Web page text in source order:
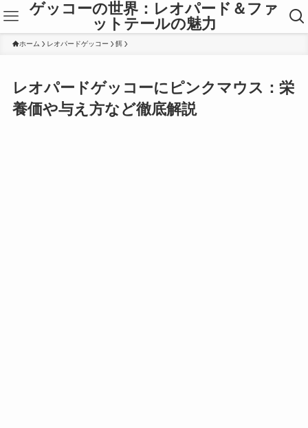
ゲッコーの世界：レオパード＆ファ
ットテールの魅力
ホーム レオパードゲッコー 餌
レオパードゲッコーにピンクマウス：栄
養価や与え方など徹底解説